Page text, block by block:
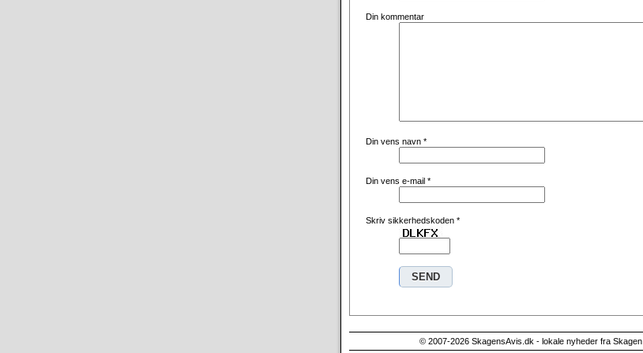
Din kommentar
Din vens navn *
Din vens e-mail *
Skriv sikkerhedskoden *
© 2007-2026 SkagensAvis.dk - lokale nyheder fra Skagen